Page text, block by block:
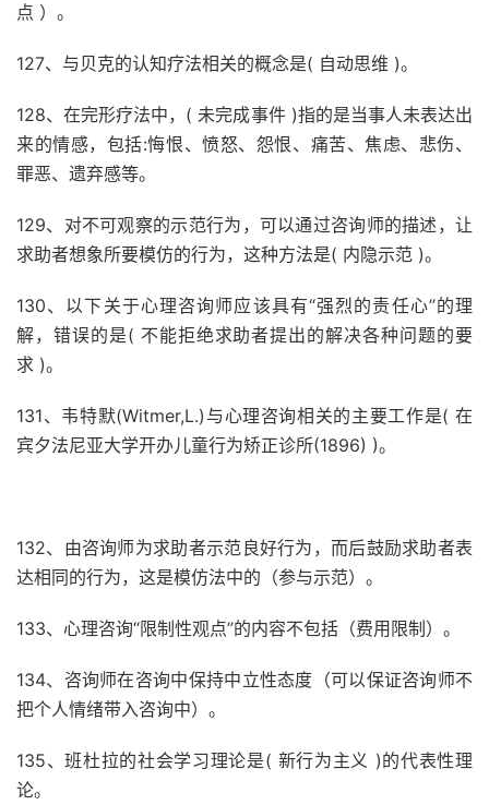
点 ）。
127、与贝克的认知疗法相关的概念是( 自动思维 )。
128、在完形疗法中，( 未完成事件 )指的是当事人未表达出
来的情感，包括:悔恨、愤怒、怨恨、痛苦、焦虑、悲伤、
罪恶、遗弃感等。
129、对不可观察的示范行为，可以通过咨询师的描述，让
求助者想象所要模仿的行为，这种方法是( 内隐示范 )。
130、以下关于心理咨询师应该具有“强烈的责任心”的理
解，错误的是( 不能拒绝求助者提出的解决各种问题的要
求 )。
131、韦特默(Witmer,L.)与心理咨询相关的主要工作是( 在
宾夕法尼亚大学开办儿童行为矫正诊所(1896) )。
132、由咨询师为求助者示范良好行为，而后鼓励求助者表
达相同的行为，这是模仿法中的（参与示范）。
133、心理咨询“限制性观点”的内容不包括（费用限制）。
134、咨询师在咨询中保持中立性态度（可以保证咨询师不
把个人情绪带入咨询中）。
135、班杜拉的社会学习理论是( 新行为主义 )的代表性理
论。